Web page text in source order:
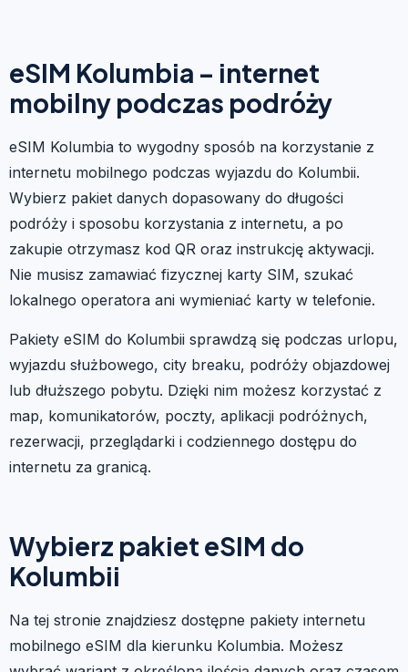
eSIM Kolumbia – internet
mobilny podczas podróży
eSIM Kolumbia to wygodny sposób na korzystanie z
internetu mobilnego podczas wyjazdu do Kolumbii.
Wybierz pakiet danych dopasowany do długości
podróży i sposobu korzystania z internetu, a po
zakupie otrzymasz kod QR oraz instrukcję aktywacji.
Nie musisz zamawiać fizycznej karty SIM, szukać
lokalnego operatora ani wymieniać karty w telefonie.
Pakiety eSIM do Kolumbii sprawdzą się podczas urlopu,
wyjazdu służbowego, city breaku, podróży objazdowej
lub dłuższego pobytu. Dzięki nim możesz korzystać z
map, komunikatorów, poczty, aplikacji podróżnych,
rezerwacji, przeglądarki i codziennego dostępu do
internetu za granicą.
Wybierz pakiet eSIM do
Kolumbii
Na tej stronie znajdziesz dostępne pakiety internetu
mobilnego eSIM dla kierunku Kolumbia. Możesz